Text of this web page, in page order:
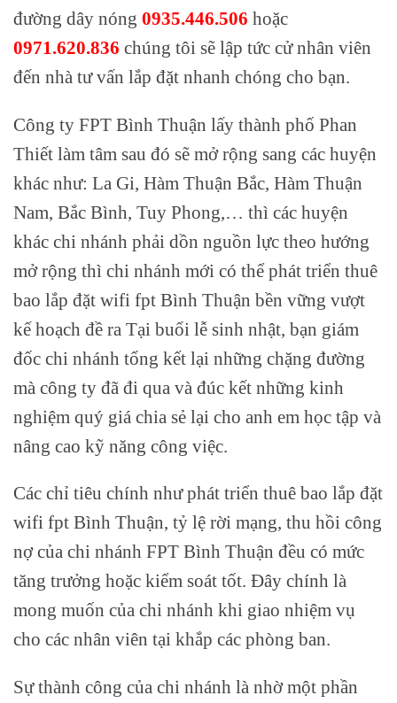
đường dây nóng 0935.446.506 hoặc
0971.620.836 chúng tôi sẽ lập tức cử nhân viên
đến nhà tư vấn lắp đặt nhanh chóng cho bạn.
Công ty FPT Bình Thuận lấy thành phố Phan
Thiết làm tâm sau đó sẽ mở rộng sang các huyện
khác như: La Gi, Hàm Thuận Bắc, Hàm Thuận
Nam, Bắc Bình, Tuy Phong,… thì các huyện
khác chi nhánh phải dồn nguồn lực theo hướng
mở rộng thì chi nhánh mới có thể phát triển thuê
bao lắp đặt wifi fpt Bình Thuận bền vững vượt
kế hoạch đề ra Tại buổi lễ sinh nhật, bạn giám
đốc chi nhánh tổng kết lại những chặng đường
mà công ty đã đi qua và đúc kết những kinh
nghiệm quý giá chia sẻ lại cho anh em học tập và
nâng cao kỹ năng công việc.
Các chỉ tiêu chính như phát triển thuê bao lắp đặt
wifi fpt Bình Thuận, tỷ lệ rời mạng, thu hồi công
nợ của chi nhánh FPT Bình Thuận đều có mức
tăng trưởng hoặc kiểm soát tốt. Đây chính là
mong muốn của chi nhánh khi giao nhiệm vụ
cho các nhân viên tại khắp các phòng ban.
Sự thành công của chi nhánh là nhờ một phần